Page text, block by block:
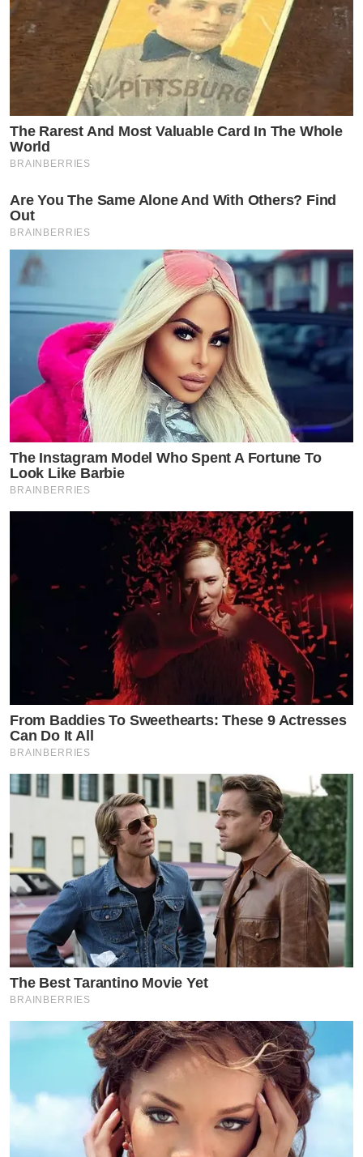
The Rarest And Most Valuable Card In The Whole
World
BRAINBERRIES
Are You The Same Alone And With Others? Find
Out
BRAINBERRIES
The Instagram Model Who Spent A Fortune To
Look Like Barbie
BRAINBERRIES
From Baddies To Sweethearts: These 9 Actresses
Can Do It All
BRAINBERRIES
The Best Tarantino Movie Yet
BRAINBERRIES